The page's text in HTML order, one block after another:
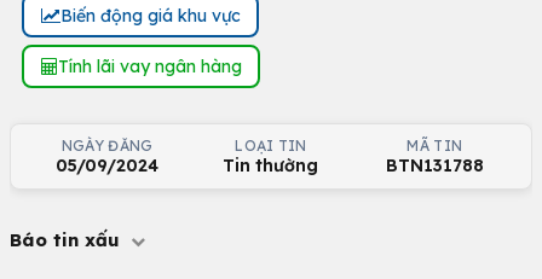
Biến động giá khu vực
Tính lãi vay ngân hàng
NGÀY ĐĂNG
05/09/2024
LOẠI TIN
Tin thường
MÃ TIN
BTN131788
Báo tin xấu